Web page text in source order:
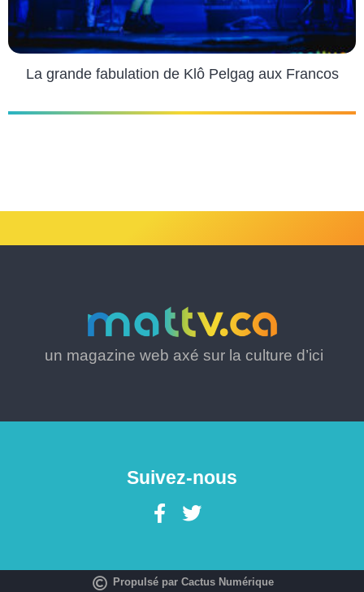
La grande fabulation de Klô Pelgag aux Francos
un magazine web axé sur la culture d’ici
Suivez-nous
Propulsé par Cactus Numérique